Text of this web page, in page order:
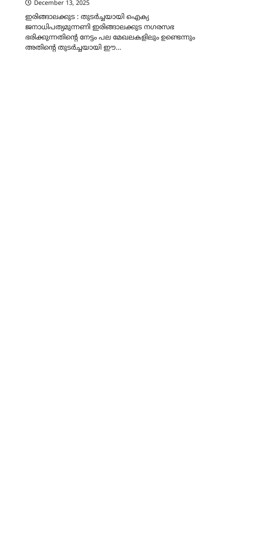
December 13, 2025
ഇരിങ്ങാലക്കുട : തുടർച്ചയായി ഐക്യ
ജനാധിപത്യമുന്നണി ഇരിങ്ങാലക്കുട നഗരസഭ
ഭരിക്കുന്നതിന്റെ നേട്ടം പല മേഖലകളിലും ഉണ്ടെന്നും
അതിന്റെ തുടർച്ചയായി ഈ…